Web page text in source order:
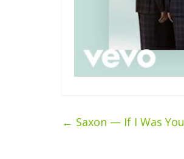
← Saxon — If I Was You